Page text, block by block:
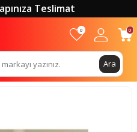
Teslimat
Ara
0 0